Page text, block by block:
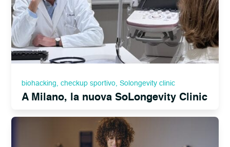
A Milano, la nuova SoLongevity Clinic
biohacking, checkup sportivo, Solongevity clinic